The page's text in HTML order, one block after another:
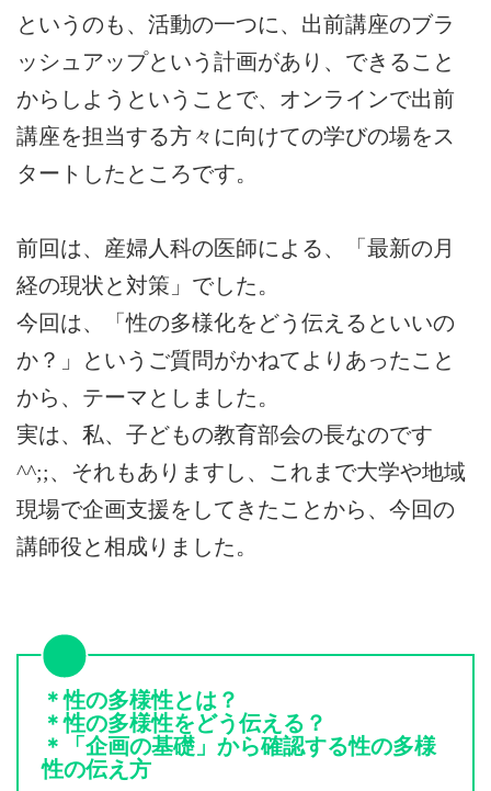
というのも、活動の一つに、出前講座のブラ
ッシュアップという計画があり、できること
からしようということで、オンラインで出前
講座を担当する方々に向けての学びの場をス
タートしたところです。
前回は、産婦人科の医師による、「最新の月
経の現状と対策」でした。
今回は、「性の多様化をどう伝えるといいの
か？」というご質問がかねてよりあったこと
から、テーマとしました。
実は、私、子どもの教育部会の長なのです
^^;;、それもありますし、これまで大学や地域
現場で企画支援をしてきたことから、今回の
講師役と相成りました。
＊性の多様性とは？
＊性の多様性をどう伝える？
＊「企画の基礎」から確認する性の多様
性の伝え方